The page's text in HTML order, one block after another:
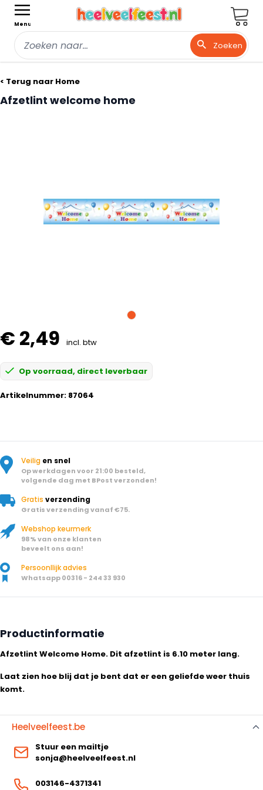
Menu
Zoeken
< Terug naar Home
Afzetlint welcome home
€ 2,49 incl. btw
Op voorraad, direct leverbaar
Artikelnummer: 87064
Veilig en snel
Op werkdagen voor 21:00 besteld,
volgende dag met BPost verzonden!
Gratis verzending
Gratis verzending vanaf €75.
Webshop keurmerk
98% van onze klanten
beveelt ons aan!
Persoonllijk advies
Whatsapp 00316 - 244 33 930
Productinformatie
Afzetlint Welcome Home. Dit afzetlint is 6.10 meter lang.
Laat zien hoe blij dat je bent dat er een geliefde weer thuis
komt.
Heelveelfeest.be
Stuur een mailtje
sonja@heelveelfeest.nl
003146-4371341